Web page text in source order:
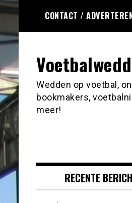
Ga
naar
de
inhoud
CONTACT /
Wedden op voetbal,
bookmakers,
meer!
RECENTE